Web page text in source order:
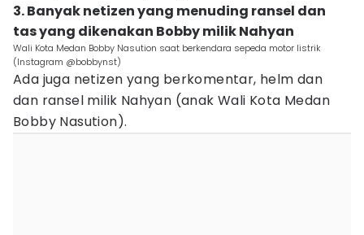
3. Banyak netizen yang menuding ransel dan
tas yang dikenakan Bobby milik Nahyan
Wali Kota Medan Bobby Nasution saat berkendara sepeda motor listrik
(Instagram @bobbynst)
Ada juga netizen yang berkomentar, helm dan
dan ransel milik Nahyan (anak Wali Kota Medan
Bobby Nasution).